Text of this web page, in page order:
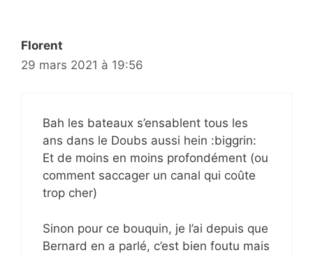
Florent
29 mars 2021 à 19:56
Bah les bateaux s’ensablent tous les
ans dans le Doubs aussi hein :biggrin:
Et de moins en moins profondément (ou
comment saccager un canal qui coûte
trop cher)
Sinon pour ce bouquin, je l’ai depuis que
Bernard en a parlé, c’est bien foutu mais